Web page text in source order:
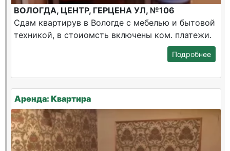
ВОЛОГДА, ЦЕНТР, ГЕРЦЕНА УЛ, №106
Сдам квартирув в Вологде с мебелью и бытовой
техникой, в стоиомсть включены ком. платежи.
Подробнее
Аренда: Квартира